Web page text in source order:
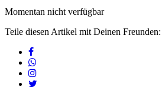
Momentan nicht verfügbar
Teile diesen Artikel mit Deinen Freunden: